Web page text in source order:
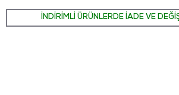
İNDİRİMLİ ÜRÜNLERDE İADE VE